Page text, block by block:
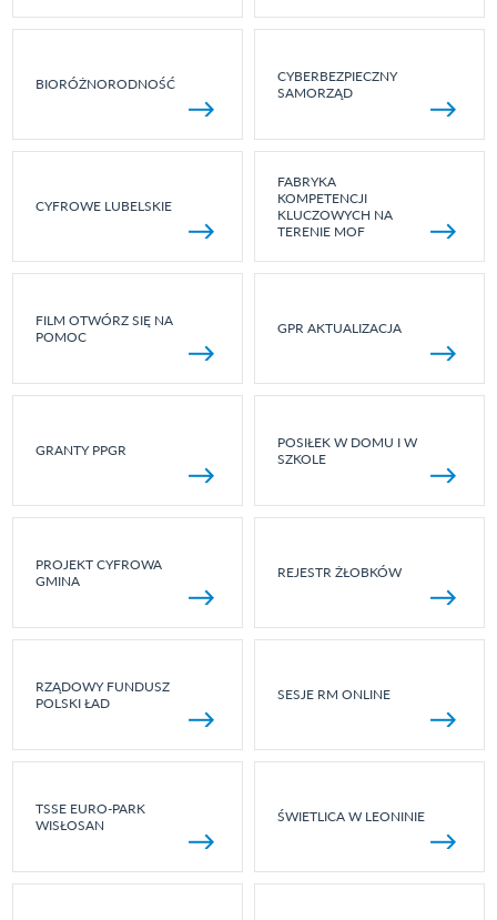
BIORÓŻNORODNOŚĆ
CYBERBEZPIECZNY
SAMORZĄD
CYFROWE LUBELSKIE
FABRYKA
KOMPETENCJI
KLUCZOWYCH NA
TERENIE MOF
FILM OTWÓRZ SIĘ NA
POMOC
GPR AKTUALIZACJA
GRANTY PPGR
POSIŁEK W DOMU I W
SZKOLE
PROJEKT CYFROWA
GMINA
REJESTR ŻŁOBKÓW
RZĄDOWY FUNDUSZ
POLSKI ŁAD
SESJE RM ONLINE
TSSE EURO-PARK
WISŁOSAN
ŚWIETLICA W LEONINIE